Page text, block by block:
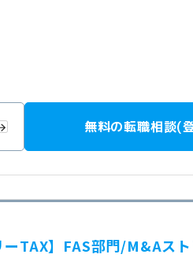
無料の転職相談(
TAX】FAS部門/M&Aス